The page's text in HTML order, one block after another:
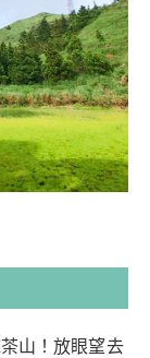
山！放眼望去